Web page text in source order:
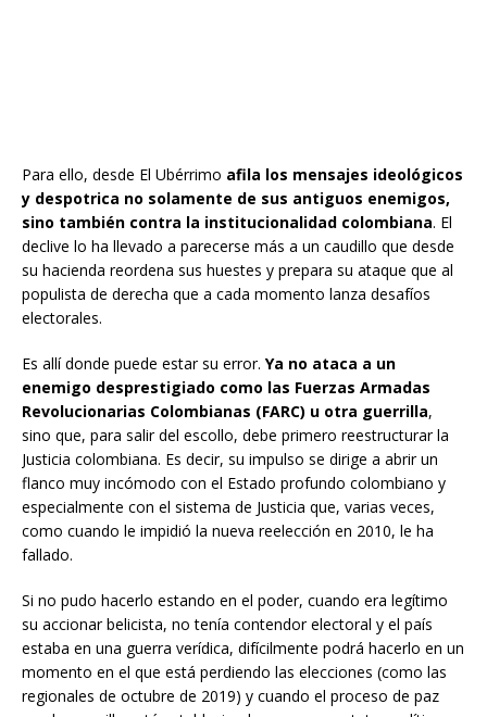
Para ello, desde El Ubérrimo afila los mensajes ideológicos
y despotrica no solamente de sus antiguos enemigos,
sino también contra la institucionalidad colombiana. El
declive lo ha llevado a parecerse más a un caudillo que desde
su hacienda reordena sus huestes y prepara su ataque que al
populista de derecha que a cada momento lanza desafíos
electorales.
Es allí donde puede estar su error. Ya no ataca a un
enemigo desprestigiado como las Fuerzas Armadas
Revolucionarias Colombianas (FARC) u otra guerrilla,
sino que, para salir del escollo, debe primero reestructurar la
Justicia colombiana. Es decir, su impulso se dirige a abrir un
flanco muy incómodo con el Estado profundo colombiano y
especialmente con el sistema de Justicia que, varias veces,
como cuando le impidió la nueva reelección en 2010, le ha
fallado.
Si no pudo hacerlo estando en el poder, cuando era legítimo
su accionar belicista, no tenía contendor electoral y el país
estaba en una guerra verídica, difícilmente podrá hacerlo en un
momento en el que está perdiendo las elecciones (como las
regionales de octubre de 2019) y cuando el proceso de paz